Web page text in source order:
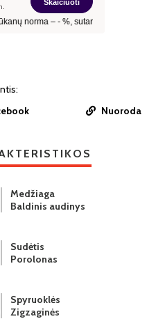
Nuoroda
Medžiaga
Baldinis audinys
Sudėtis
Porolonas
Spyruoklės
Zigzaginės